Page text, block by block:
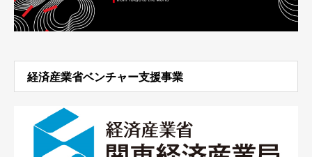
経済産業省ベンチャー支援事業